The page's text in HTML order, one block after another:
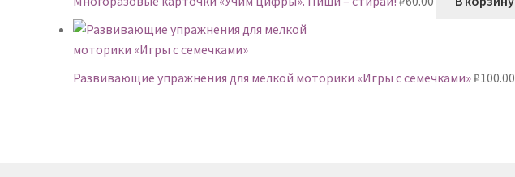
Развивающие упражнения для мелкой моторики «Игры с семечками»₽100.00